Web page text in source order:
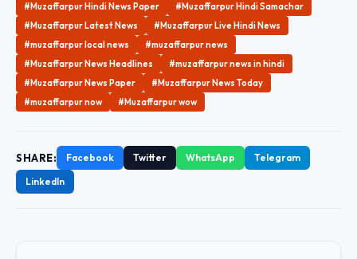
#Muzaffarpur Hindi News Paper
#Muzaffarpur Hindi Samachar
#Muzaffarpur Latest News
#Muzaffarpur Live Hindi News
#muzaffarpur local news
#muzaffarpur news
#Muzaffarpur News Headlines
#muzaffarpur news in hindi
#Muzaffarpur News Paper
#Muzaffarpur News Today
#muzaffarpur now
#Muzaffarpur wow
SHARE: Facebook Twitter WhatsApp
Telegram
LinkedIn